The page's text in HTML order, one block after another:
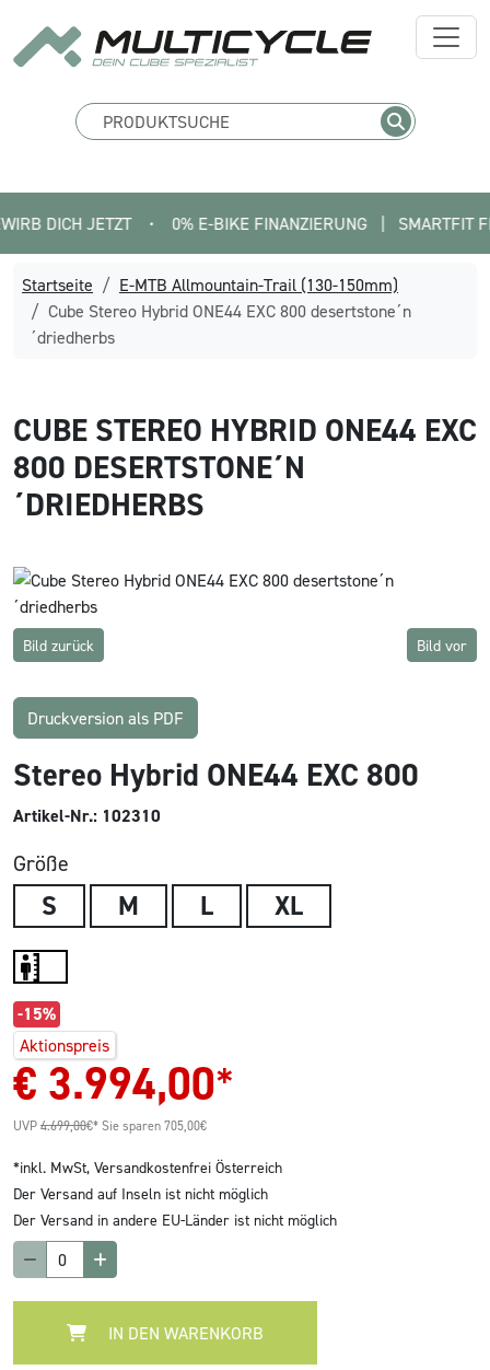
JETZT • 0% E-BIKE FINANZIERUNG   |   SMARTFIT FINDE
Startseite
E-MTB Allmountain-Trail (130-150mm)
Cube Stereo Hybrid ONE44 EXC 800 desertstone´n
´driedherbs
CUBE STEREO HYBRID ONE44 EXC
800 DESERTSTONE´N
´DRIEDHERBS
Bild zurück Bild vor
Druckversion als PDF
Stereo Hybrid ONE44 EXC 800
Artikel-Nr.: 102310
Größe
S M L XL
-15%
Aktionspreis
€ 3.994,00*
UVP 4.699,00€* Sie sparen 705,00€
*inkl. MwSt, Versandkostenfrei Österreich
Der Versand auf Inseln ist nicht möglich
Der Versand in andere EU-Länder ist nicht möglich
IN DEN WARENKORB